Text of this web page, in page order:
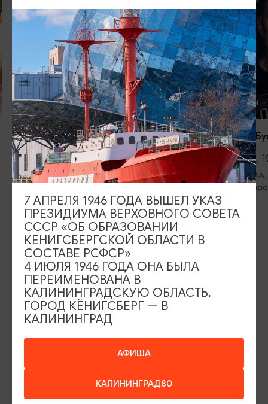
КОНЦЕРТЫ
RADIO TAPOK
04.09.2026, 20:00
Калининград, РК «Резиденция
королей»
КОНЦЕРТЫ
Константин
11.09.2026,
ИЩИТЕ ТАКЖЕ НА НАШЕМ САЙТЕ
Серебряное ожерелье
Туры и экскурсии
Афиша мероприятий
Гиды и экскурсоводы
Достопримечательности
Карты и маршруты
АФИША
КАЛИНИНГРАД80
7 АПРЕЛЯ 1946 ГОДА ВЫШЕЛ УКАЗ
ПРЕЗИДИУМА ВЕРХОВНОГО СОВЕТА
СССР «ОБ ОБРАЗОВАНИИ
КЕНИГСБЕРГСКОЙ ОБЛАСТИ В
СОСТАВЕ РСФСР»
4 ИЮЛЯ 1946 ГОДА ОНА БЫЛА
ПЕРЕИМЕНОВАНА В
КАЛИНИНГРАДСКУЮ ОБЛАСТЬ,
ГОРОД КЁНИГСБЕРГ — В
КАЛИНИНГРАД